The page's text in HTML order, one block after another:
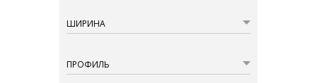
ШИРИНА
ПРОФИЛЬ